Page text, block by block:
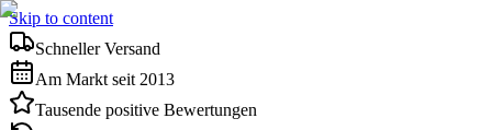
Skip to content
Schneller Versand
Am Markt seit 2013
Tausende positive Bewertungen